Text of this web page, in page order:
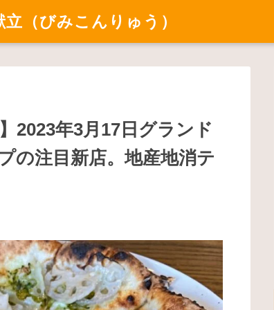
（びみこんりゅう）
2023年3月17日グランド
の注目新店。地産地消テ